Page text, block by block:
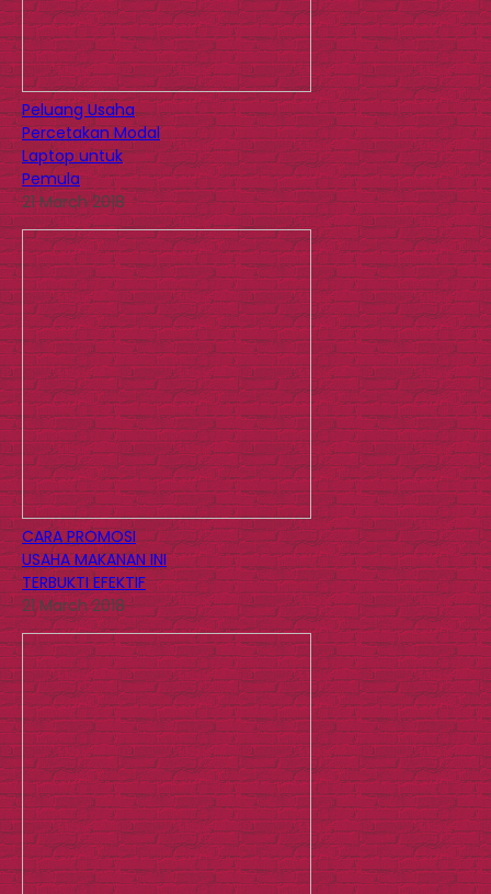
Peluang Usaha
Percetakan Modal
Laptop untuk
Pemula
21 March 2018
CARA PROMOSI
USAHA MAKANAN INI
TERBUKTI EFEKTIF
21 March 2018